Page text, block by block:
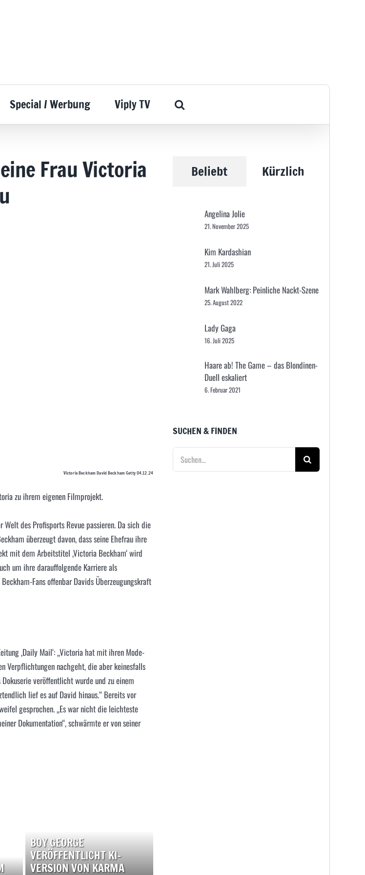
Special / Werbung Viply TV
Frau Victoria
Victoria Beckham David Beckham Getty 04.12.24
zu ihrem eigenen Filmprojekt.
des Profisports Revue passieren. Da sich die
überzeugt davon, dass seine Ehefrau ihre
mit dem Arbeitstitel ‚Victoria Beckham‘ wird
um ihre darauffolgende Karriere als
Fans offenbar Davids Überzeugungskraft
‚Daily Mail‘: „Victoria hat mit ihren Mode-
Verpflichtungen nachgeht, die aber keinesfalls
veröffentlicht wurde und zu einem
lief es auf David hinaus.“ Bereits vor
gesprochen. „Es war nicht die leichteste
Dokumentation“, schwärmte er von seiner
BOY GEORGE
VERÖFFENTLICHT KI-
VERSION VON KARMA
Beliebt Kürzlich
Angelina Jolie
21. November 2025
Kim Kardashian
21. Juli 2025
Mark Wahlberg: Peinliche Nackt-Szene
25. August 2022
Lady Gaga
16. Juli 2025
Haare ab! The Game – das Blondinen-
Duell eskaliert
6. Februar 2021
SUCHEN & FINDEN
Suche
nach: